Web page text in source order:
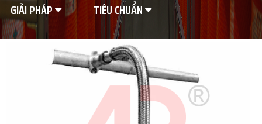
GIẢI PHÁP
TIÊU CHUẨN